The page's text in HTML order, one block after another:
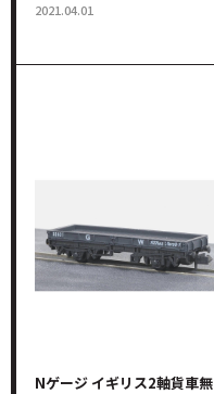
2021.04.01
Nゲージ イギリス2軸貨車無